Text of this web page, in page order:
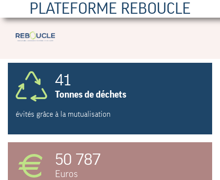
PLATEFORME REBOUCLE
41
Tonnes de déchets
évités grâce à la mutualisation
50 787
Euros